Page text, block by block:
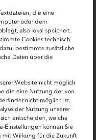
die eine
oder dem
also lokal speichert.
Cookies technisch
bestimmte zusätzliche
Daten über die
Website nicht möglich
die eine Nutzung der von
nicht möglich ist,
der Nutzung unserer
entscheiden, welche
Einstellungen können Sie
mit Wirkung für die Zukunft
von
Vorauszahlungen
mit den
2023 den
können.
Linien und des
des